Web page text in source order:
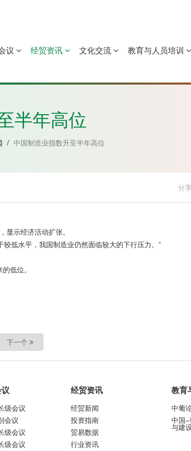
內亚 莫桑比克 葡萄牙 圣多美和普林
议 经贸资讯 文化交流 教育与人员培训
半年高位
/ 中国制造业指数升至半年高位
分
示经济活动扩张。
低水平，我国制造业仍然面临较大的下行压力。”
低位。
下一个
级会议
会议
级会议
级会议
经贸资讯
经贸新闻
投资指南
贸易数据
行业资讯
教育
中葡
中国
与建